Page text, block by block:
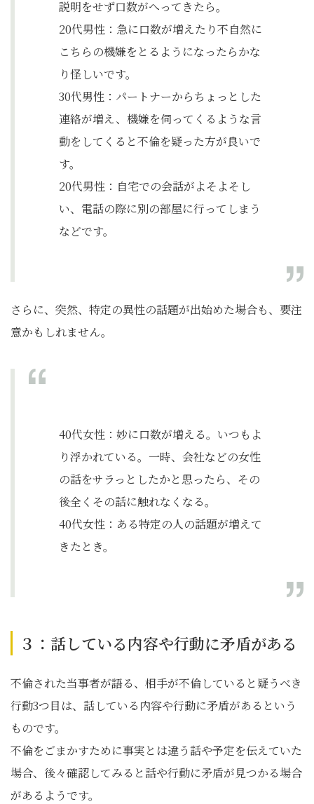
説明をせず口数がへってきたら。
20代男性：急に口数が増えたり不自然に
こちらの機嫌をとるようになったらかな
り怪しいです。
30代男性：​パートナーからちょっとした
連絡が増え、機嫌を伺ってくるような言
動をしてくると不倫を疑った方が良いで
す。
20代男性：自宅での会話がよそよそし
い、電話の際に別の部屋に行ってしまう
などです。
さらに、突然、特定の異性の話題が出始めた場合も、要注
意かもしれません。
40代女性：妙に口数が増える。いつもよ
り浮かれている。一時、会社などの女性
の話をサラっとしたかと思ったら、その
後全くその話に触れなくなる。
40代女性：​ある特定の人の話題が増えて
きたとき。
３：話している内容や行動に矛盾がある
不倫された当事者が語る、相手が不倫していると疑うべき
行動3つ目は、話している内容や行動に矛盾があるという
ものです。
不倫をごまかすために事実とは違う話や予定を伝えていた
場合、後々確認してみると話や行動に矛盾が見つかる場合
があるようです。